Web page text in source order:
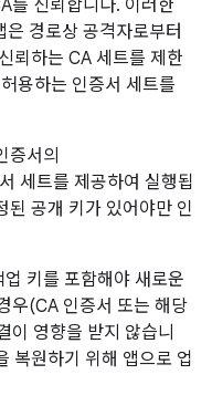
를 신뢰합니다. 이러한
경로상 공격자로부터
뢰하는 CA 세트를 제한
용하는 인증서 세트를
증서의
세트를 제공하여 실행됩
된 공개 키가 있어야만 인
키를 포함해야 새로운
우(CA 인증서 또는 해당
이 영향을 받지 않습니
복원하기 위해 앱으로 업